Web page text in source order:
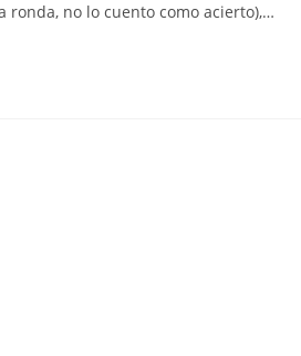
ronda, no lo cuento como acierto),…